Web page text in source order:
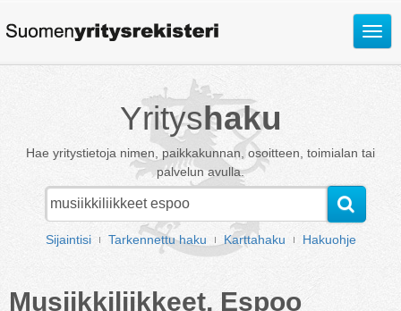
Avaa
Yrityshaku
Hae yritystietoja nimen, paikkakunnan, osoitteen, toimialan tai
palvelun avulla.
Sijaintisi Tarkennettu haku Karttahaku Hakuohje
Musiikkiliikkeet, Espoo